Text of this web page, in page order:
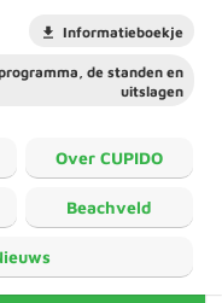
Informatieboekje
de standen en
uitslagen
Over CUPIDO
Beachveld